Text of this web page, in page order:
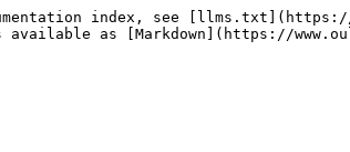
index, see [llms.txt](https://
available as [Markdown](https://